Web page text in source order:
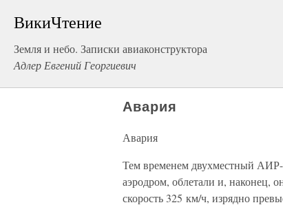
ВикиЧтение
Земля и небо. Записки авиаконструктора
Адлер Евгений Георгиевич
Авария
Авария
Тем временем двухместный
аэродром, облетали и, наконец,
скорость 325 км/ч, изрядно